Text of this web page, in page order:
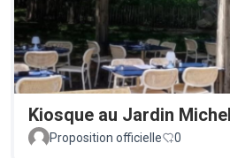
Kiosque au Jardin
Proposition officielle
0